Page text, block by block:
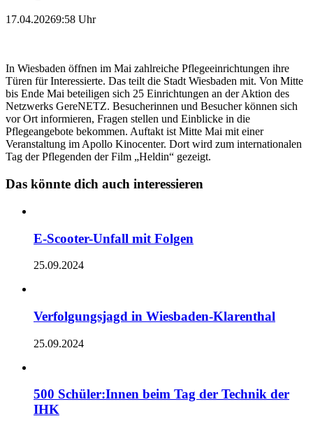
17.04.20269:58 Uhr
In Wiesbaden öffnen im Mai zahlreiche Pflegeeinrichtungen ihre
Türen für Interessierte. Das teilt die Stadt Wiesbaden mit. Von Mitte
bis Ende Mai beteiligen sich 25 Einrichtungen an der Aktion des
Netzwerks GereNETZ. Besucherinnen und Besucher können sich
vor Ort informieren, Fragen stellen und Einblicke in die
Pflegeangebote bekommen. Auftakt ist Mitte Mai mit einer
Veranstaltung im Apollo Kinocenter. Dort wird zum internationalen
Tag der Pflegenden der Film „Heldin“ gezeigt.
Das könnte dich auch interessieren
E-Scooter-Unfall mit Folgen
25.09.2024
Verfolgungsjagd in Wiesbaden-Klarenthal
25.09.2024
500 Schüler:Innen beim Tag der Technik der
IHK